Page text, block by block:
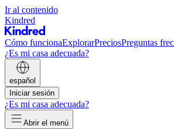
Ir al contenido
Kindred
Cómo funcionaExplorarPreciosPreguntas
¿Es mi casa adecuada?
español
Iniciar sesión
¿Es mi casa adecuada?
Abrir el menú